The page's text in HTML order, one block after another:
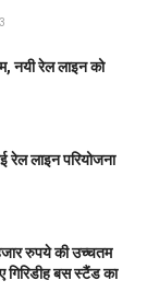
नयी रेल लाइन को
रेल लाइन परियोजना
रुपये की उच्चतम
गिरिडीह बस स्टैंड का